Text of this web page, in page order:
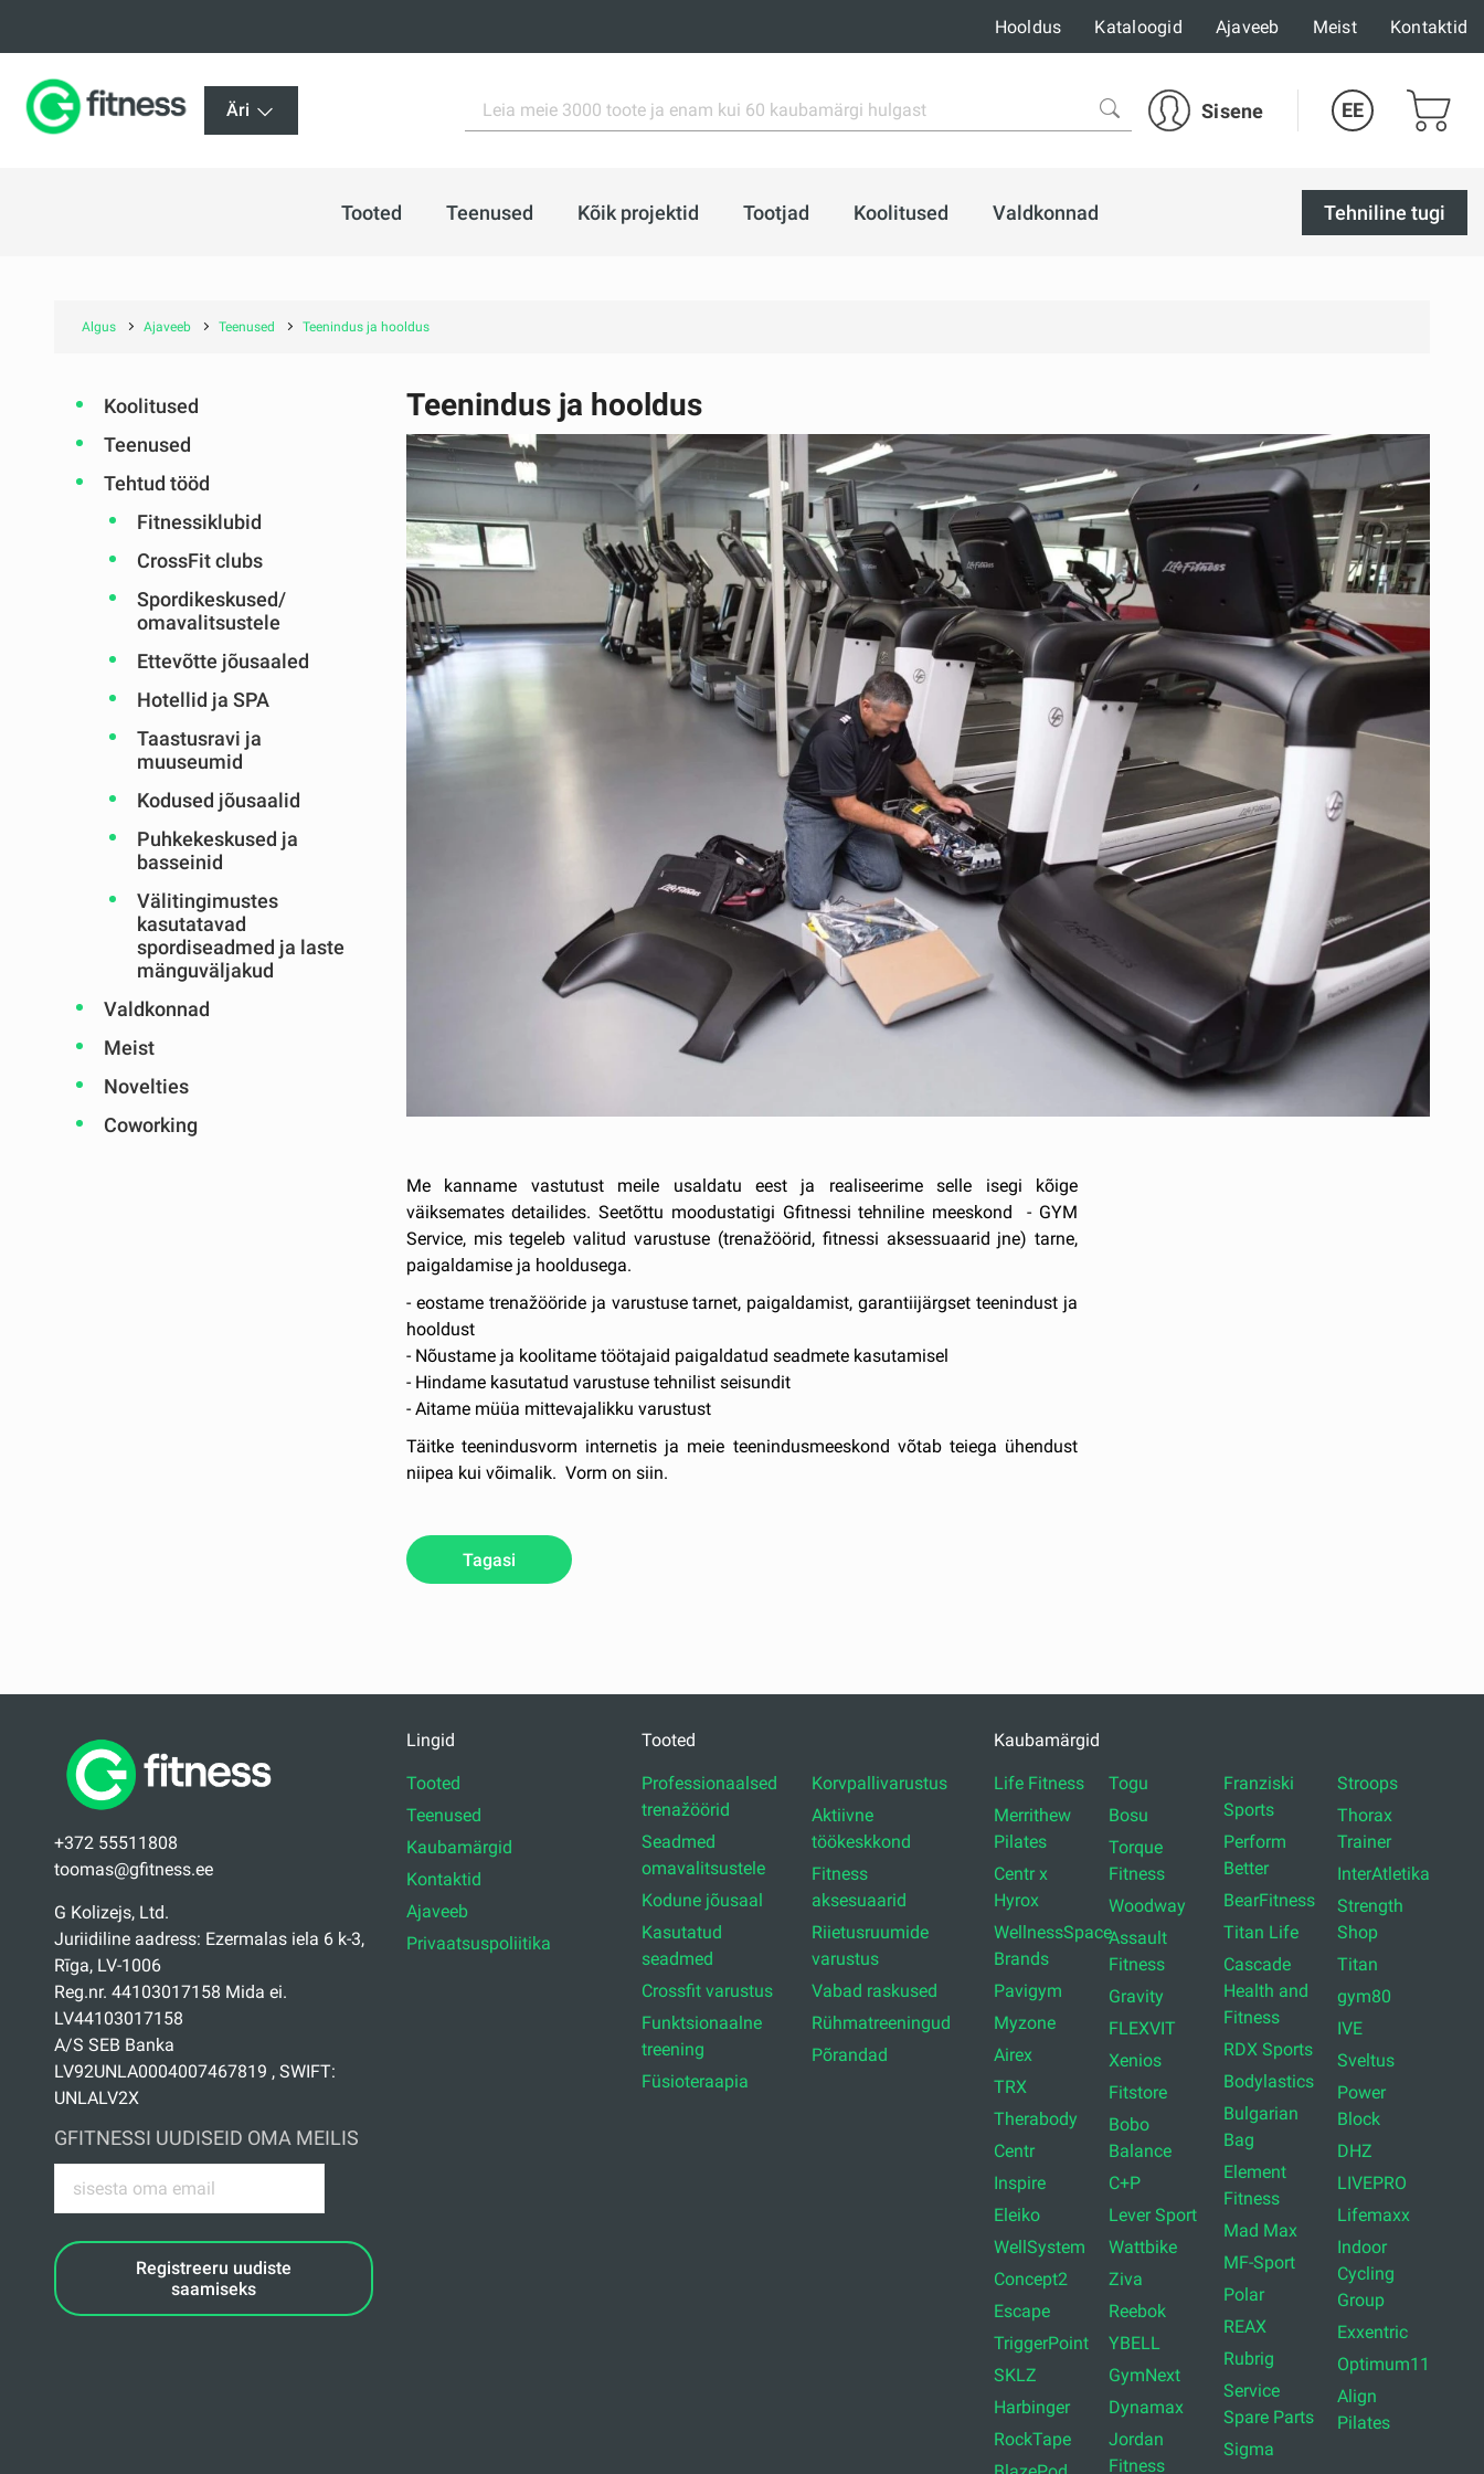
Hooldus Kataloogid Ajaveeb Meist Kontaktid
Äri Sisene EE
Tooted Teenused Kõik projektid Tootjad Koolitused Valdkonnad Tehniline tugi
Algus Ajaveeb Teenused Teenindus ja hooldus
Koolitused
Teenused
Tehtud tööd
Fitnessiklubid
CrossFit clubs
Spordikeskused/
omavalitsustele
Ettevõtte jõusaaled
Hotellid ja SPA
Taastusravi ja
muuseumid
Kodused jõusaalid
Puhkekeskused ja
basseinid
Välitingimustes
kasutatavad
spordiseadmed ja laste
mänguväljakud
Valdkonnad
Meist
Novelties
Coworking
Teenindus ja hooldus
Me kanname vastutust meile usaldatu eest ja realiseerime selle isegi kõige
väiksemates detailides. Seetõttu moodustatigi Gfitnessi tehniline meeskond - GYM
Service, mis tegeleb valitud varustuse (trenažöörid, fitnessi aksessuaarid jne) tarne,
paigaldamise ja hooldusega.
- eostame trenažööride ja varustuse tarnet, paigaldamist, garantiijärgset teenindust ja
hooldust
- Nõustame ja koolitame töötajaid paigaldatud seadmete kasutamisel
- Hindame kasutatud varustuse tehnilist seisundit
- Aitame müüa mittevajalikku varustust
Täitke teenindusvorm internetis ja meie teenindusmeeskond võtab teiega ühendust
niipea kui võimalik. Vorm on siin.
Tagasi
+372 55511808
toomas@gfitness.ee
G Kolizejs, Ltd.
Juriidiline aadress: Ezermalas iela 6 k-3,
Rīga, LV-1006
Reg.nr. 44103017158 Mida ei.
LV44103017158
A/S SEB Banka
LV92UNLA0004007467819 , SWIFT:
UNLALV2X
GFITNESSI UUDISEID OMA MEILIS
Registreeru uudiste
saamiseks
Lingid
Tooted
Teenused
Kaubamärgid
Kontaktid
Ajaveeb
Privaatsuspoliitika
Tooted
Professionaalsed
trenažöörid
Seadmed
omavalitsustele
Kodune jõusaal
Kasutatud
seadmed
Crossfit varustus
Funktsionaalne
treening
Füsioteraapia
Korvpallivarustus
Aktiivne
töökeskkond
Fitness
aksesuaarid
Riietusruumide
varustus
Vabad raskused
Rühmatreeningud
Põrandad
Kaubamärgid
Life Fitness
Merrithew
Pilates
Centr x
Hyrox
WellnessSpace
Brands
Pavigym
Myzone
Airex
TRX
Therabody
Centr
Inspire
Eleiko
WellSystem
Concept2
Escape
TriggerPoint
SKLZ
Harbinger
RockTape
Togu
Bosu
Torque
Fitness
Woodway
Assault
Fitness
Gravity
FLEXVIT
Xenios
Fitstore
Bobo
Balance
C+P
Lever Sport
Wattbike
Ziva
Reebok
YBELL
GymNext
Dynamax
Jordan
Fitness
Franziski
Sports
Perform
Better
BearFitness
Titan Life
Cascade
Health and
Fitness
RDX Sports
Bodylastics
Bulgarian
Bag
Element
Fitness
Mad Max
MF-Sport
Polar
REAX
Rubrig
Service
Spare Parts
Sigma
Stroops
Thorax
Trainer
InterAtletika
Strength
Shop
Titan
gym80
IVE
Sveltus
Power
Block
DHZ
LIVEPRO
Lifemaxx
Indoor
Cycling
Group
Exxentric
Optimum11
Align
Pilates